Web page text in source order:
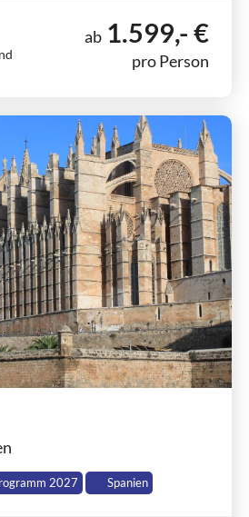
ab 1.599,- €
pro Person
2027 Spanien